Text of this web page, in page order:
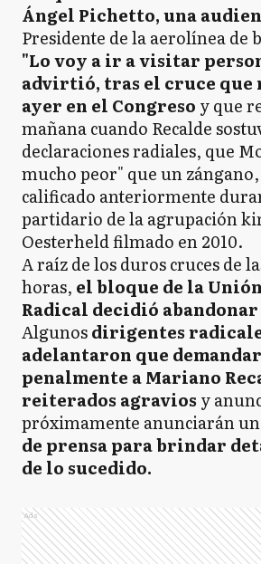
Ángel Pichetto, una
Presidente de la aerolínea de
"Lo voy a ir a visitar
advirtió, tras el cruce
ayer en el Congreso y que
mañana cuando Recalde
declaraciones radiales, que
mucho peor" que un
calificado anteriormente
partidario de la agrupación
Oesterheld filmado en 2010.
A raíz de los duros cruces de
horas, el bloque de la
Radical decidió
Algunosdirigentes
adelantaron que
penalmente a Mariano
reiterados agravios y
próximamente anunciarán
de prensa para brindar
de lo sucedido.
Ads